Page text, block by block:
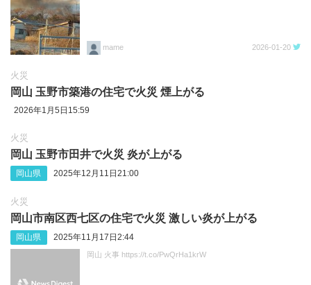
mame 2026-01-20
火災
岡山 玉野市築港の住宅で火災 煙上がる
2026年1月5日15:59
火災
岡山 玉野市田井で火災 炎が上がる
岡山県 2025年12月11日21:00
火災
岡山市南区西七区の住宅で火災 激しい炎が上がる
岡山県 2025年11月17日2:44
岡山 火事 https://t.co/PwQrHa1krW